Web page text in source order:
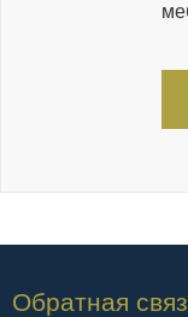
Обратная